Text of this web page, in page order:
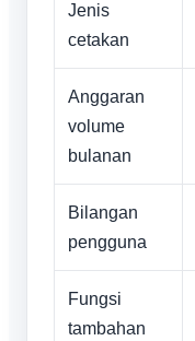
Jenis
cetakan
Anggaran
volume
bulanan
Bilangan
pengguna
Fungsi
tambahan